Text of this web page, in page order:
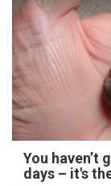
You haven’t
days – it's